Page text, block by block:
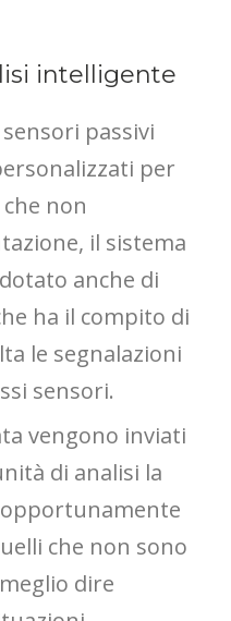
intelligente
passivi
per
non
il sistema
anche di
ha il compito di
le segnalazioni
sensori.
vengono inviati
di analisi la
che non sono
dire